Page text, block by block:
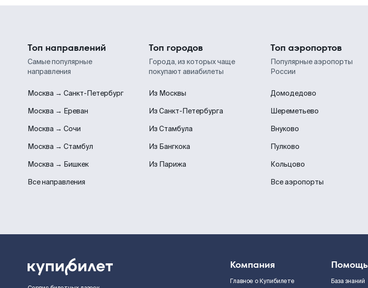
Топ направлений
Самые популярные
направления
Москва → Санкт-Петербург
Москва → Ереван
Москва → Сочи
Москва → Стамбул
Москва → Бишкек
Все направления
Топ городов
Города, из которых чаще
покупают авиабилеты
Из Москвы
Из Санкт-Петербурга
Из Стамбула
Из Бангкока
Из Парижа
Топ аэропортов
Популярные аэропорты
России
Домодедово
Шереметьево
Внуково
Пулково
Кольцово
Все аэропорты
Компания
Главное о Купибилете
Помощь
База знаний